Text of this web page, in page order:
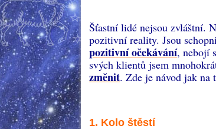
Šťastní lidé nejsou zvláštní.
pozitivní reality. Jsou
pozitivní očekávání, nebojí
svých klientů jsem
změnit. Zde je návod jak na
1. Kolo štěstí